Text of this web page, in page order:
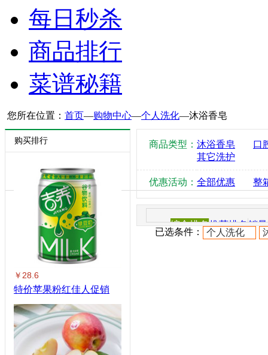
每日秒杀
商品排行
菜谱秘籍
您所在位置： 首页—购物中心—个人洗化—沐浴香皂
购买排行
￥28.6
特价苹果粉红佳人促销
商品类型： 沐浴香皂
口
其它洗护
优惠活动： 全部优惠 整
综合排名推荐排名销
已选条件： 个人洗化